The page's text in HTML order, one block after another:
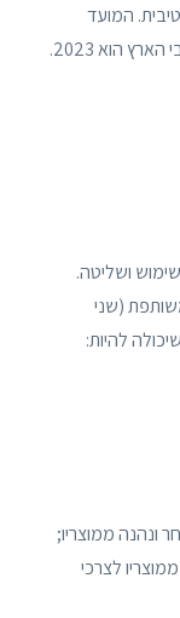
המועד
הוא 2023.
ושליטה.
(שני
להיות:
ונהנה ממוצריו;
לצרכי